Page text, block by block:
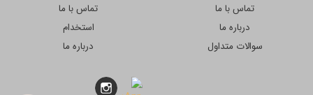
تماس با ما
درباره ما
سوالات متداول
تماس با ما
استخدام
درباره ما